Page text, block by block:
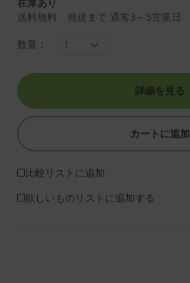
送料無料 発送まで 通常3～5営業日
数量：
詳細を見る
カートに追加
比較リストに追加
欲しいものリストに追加する